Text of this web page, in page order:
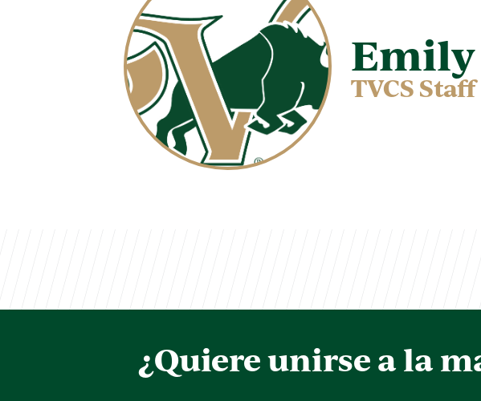
TVCS Staff
¿Quiere unirse a la